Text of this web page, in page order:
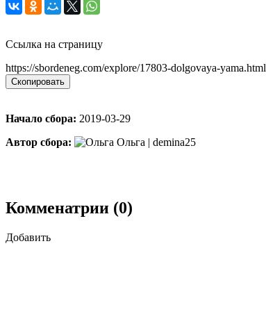
Ссылка на страницу
https://sbordeneg.com/explore/17803-dolgovaya-yama.html
Скопировать
Начало сбора: 2019-03-29
Автор сбора:
Ольга | demina25
Комменатрии (0)
Добавить